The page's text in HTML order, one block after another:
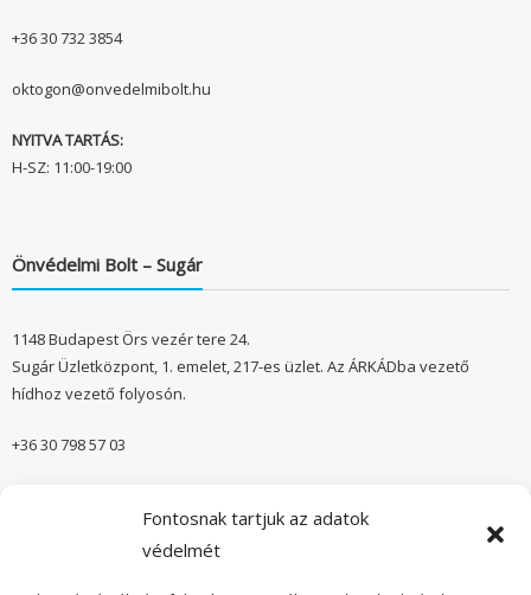
Fontosnak tartjuk az adatok
védelmét
+36 30 732 3854
oktogon@onvedelmibolt.hu
NYITVA TARTÁS:
H-SZ: 11:00-19:00
Önvédelmi Bolt – Sugár
1148 Budapest Örs vezér tere 24.
Sugár Üzletközpont, 1. emelet, 217-es üzlet. Az ÁRKÁDba vezető
hídhoz vezető folyosón.
+36 30 798 57 03